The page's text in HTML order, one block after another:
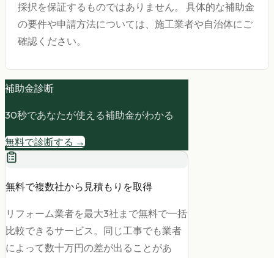
採択を保証するものではありません。 具体的な補助金
の要件や申請方法については、施工業者や自治体にご
確認ください。
補助金診断
30秒であなたが使える補助金がわかる
無料で診断する →
無料で複数社から見積もりを取得
リフォーム業者を最大3社まで無料で一括
比較できるサービス。同じ工事でも業者
によって数十万円の差が出ることがあ